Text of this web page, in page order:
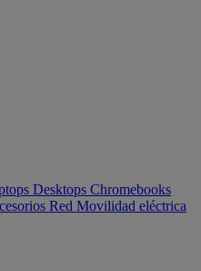
Desktops Chromebooks
Red Movilidad eléctrica